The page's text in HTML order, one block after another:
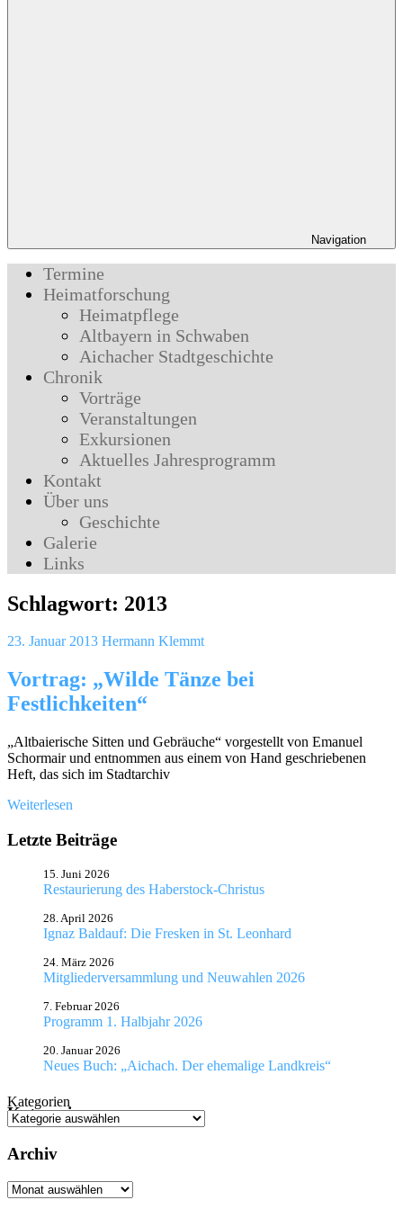
Navigation
Termine
Heimatforschung
Heimatpflege
Altbayern in Schwaben
Aichacher Stadtgeschichte
Chronik
Vorträge
Veranstaltungen
Exkursionen
Aktuelles Jahresprogramm
Kontakt
Über uns
Geschichte
Galerie
Links
Schlagwort: 2013
23. Januar 2013 Hermann Klemmt
Vortrag: „Wilde Tänze bei
Festlichkeiten“
„Altbaierische Sitten und Gebräuche“ vorgestellt von Emanuel
Schormair und entnommen aus einem von Hand geschriebenen
Heft, das sich im Stadtarchiv
Weiterlesen
Letzte Beiträge
Restaurierung des Haberstock-Christus
15. Juni 2026
Ignaz Baldauf: Die Fresken in St. Leonhard
28. April 2026
Mitgliederversammlung und Neuwahlen 2026
24. März 2026
Programm 1. Halbjahr 2026
7. Februar 2026
Neues Buch: „Aichach. Der ehemalige Landkreis“
20. Januar 2026
Kategorien
Kategorien
Archiv
Archiv